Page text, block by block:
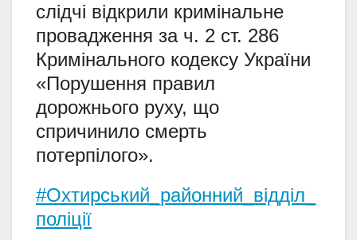
слідчі відкрили кримінальне
провадження за ч. 2 ст. 286
Кримінального кодексу України
«Порушення правил
дорожнього руху, що
спричинило смерть
потерпілого».
#Охтирський_районний_відділ_
поліції